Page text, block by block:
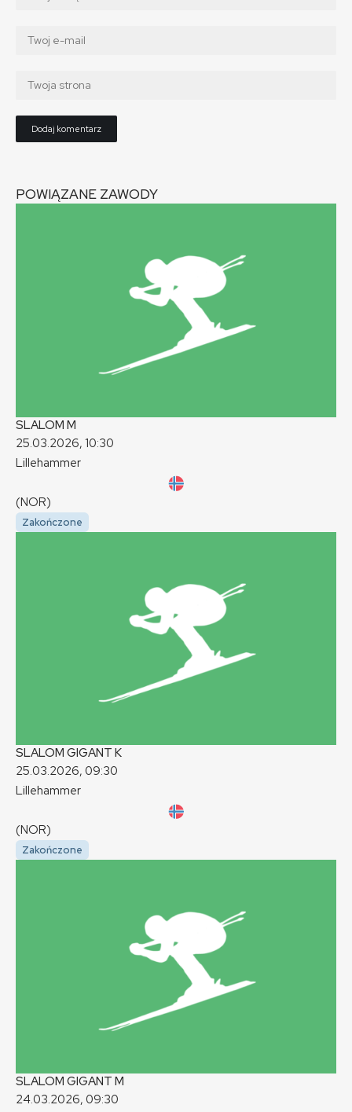
POWIĄZANE ZAWODY
SLALOM M
25.03.2026, 10:30
Lillehammer
(NOR)
Zakończone
SLALOM GIGANT K
25.03.2026, 09:30
Lillehammer
(NOR)
Zakończone
SLALOM GIGANT M
24.03.2026, 09:30